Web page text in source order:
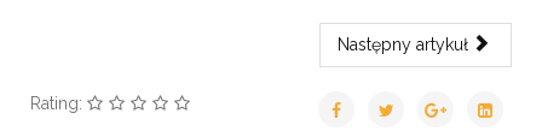
Następny artykuł
Rating: